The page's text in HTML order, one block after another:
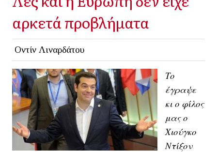
αρκετά προβλήματα
Οντίν Λιναρδάτου
Το
έγραψε
κι ο φίλος
μας ο
Χιούγκο
Ντίξον